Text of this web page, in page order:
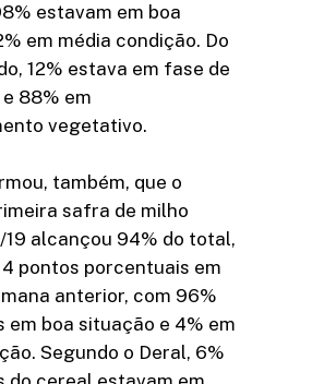
estavam em boa
em média condição. Do
12% estava em fase de
88% em
vegetativo.
também, que o
safra de milho
19 alcançou 94% do total,
pontos porcentuais em
anterior, com 96%
em boa situação e 4% em
Segundo o Deral, 6%